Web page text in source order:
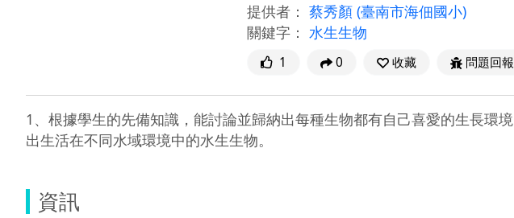
提供者： 蔡秀顏 (臺南市海佃國小)
關鍵字： 水生生物
1 0 收藏 問題回報
1、根據學生的先備知識，能討論並歸納出每種生物都有自己喜愛的生長環
出生活在不同水域環境中的水生生物。
資訊